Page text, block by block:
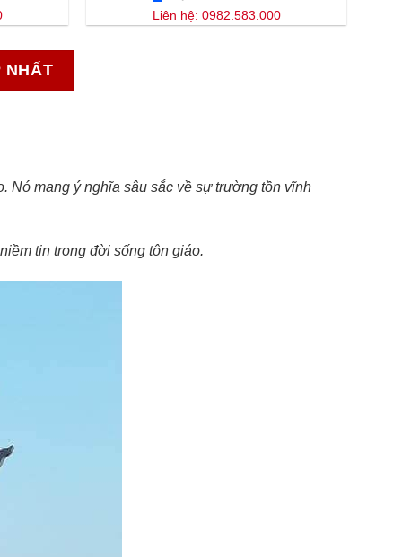
Liên hệ: 0982.583.000
NHẤT
Nó mang ý nghĩa sâu sắc về sự trường tồn vĩnh
tin trong đời sống tôn giáo.